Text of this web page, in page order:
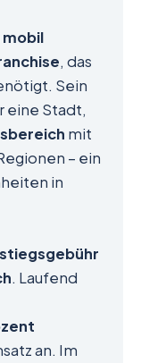
mobil
, das
Sein
eine Stadt,
mit
– ein
in
. Laufend
an. Im